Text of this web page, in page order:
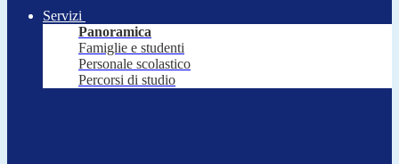
Servizi
Panoramica
Famiglie e studenti
Personale scolastico
Percorsi di studio